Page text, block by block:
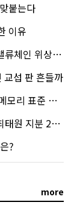
붙는다
이유
인 위상 강화
섭 판 흔들까
선점 나섰다
지분 29.4%
?
more